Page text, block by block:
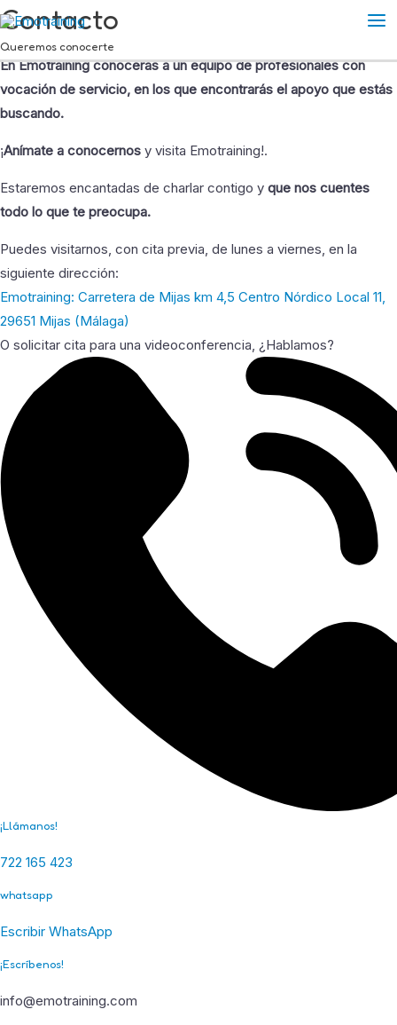
Ir
al
contenido
Contacto
Queremos conocerte
En Emotraining conocerás a un equipo de profesionales con
vocación de servicio, en los que encontrarás el apoyo que estás
buscando.
¡Anímate a conocernos y visita Emotraining!.
Estaremos encantadas de charlar contigo y que nos cuentes
todo lo que te preocupa.
Puedes visitarnos, con cita previa, de lunes a viernes, en la
siguiente dirección:
Emotraining: Carretera de Mijas km 4,5 Centro Nórdico Local 11,
29651 Mijas (Málaga)
O solicitar cita para una videoconferencia, ¿Hablamos?
¡Llámanos!
722 165 423
whatsapp
Escribir WhatsApp
¡Escríbenos!
info@emotraining.com